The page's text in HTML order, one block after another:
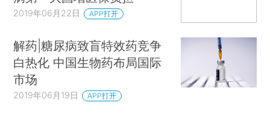
2019年06月22日 APP打开
解药|糖尿病致盲特效药竞争
白热化 中国生物药布局国际
市场
2019年06月19日 APP打开